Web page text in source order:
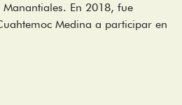
En 2018, fue
Medina a participar en